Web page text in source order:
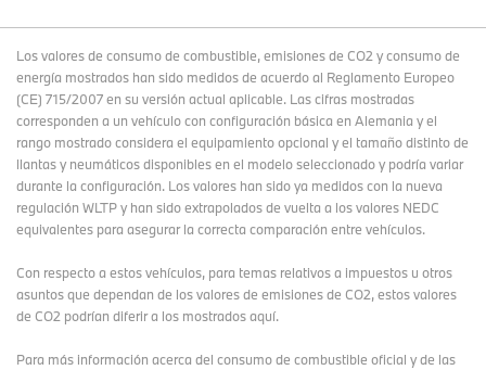
Los valores de consumo de combustible, emisiones de CO2 y consumo de
energía mostrados han sido medidos de acuerdo al Reglamento Europeo
(CE) 715/2007 en su versión actual aplicable. Las cifras mostradas
corresponden a un vehículo con configuración básica en Alemania y el
rango mostrado considera el equipamiento opcional y el tamaño distinto de
llantas y neumáticos disponibles en el modelo seleccionado y podría variar
durante la configuración. Los valores han sido ya medidos con la nueva
regulación WLTP y han sido extrapolados de vuelta a los valores NEDC
equivalentes para asegurar la correcta comparación entre vehículos.
Con respecto a estos vehículos, para temas relativos a impuestos u otros
asuntos que dependan de los valores de emisiones de CO2, estos valores
de CO2 podrían diferir a los mostrados aquí.
Para más información acerca del consumo de combustible oficial y de las